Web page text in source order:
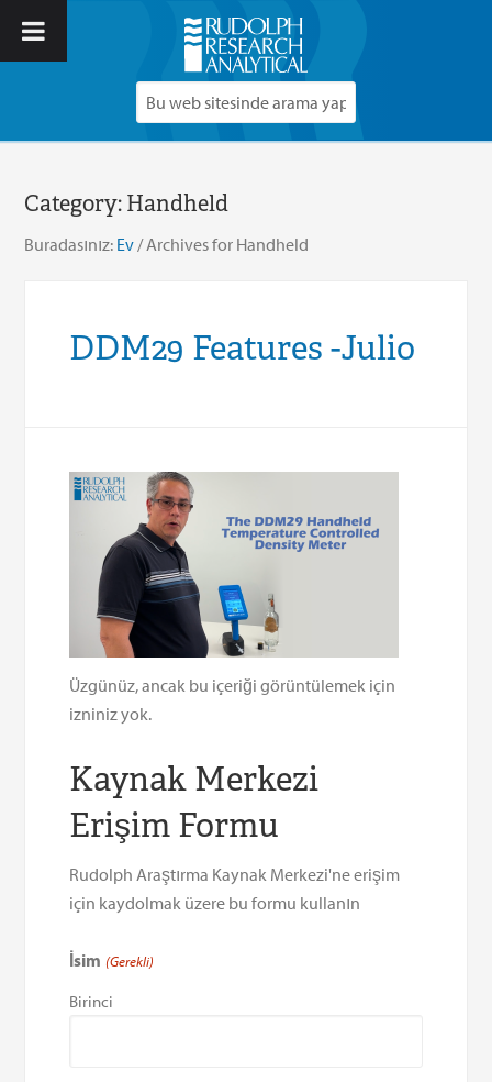
Category:Handheld
Buradasınız: Ev /Archives for Handheld
DDM29 Features -Julio
Üzgünüz, ancak bu içeriği görüntülemek için
izniniz yok.
Kaynak Merkezi
Erişim Formu
Rudolph Araştırma Kaynak Merkezi'ne erişim
için kaydolmak üzere bu formu kullanın
İsim (Gerekli)
Birinci